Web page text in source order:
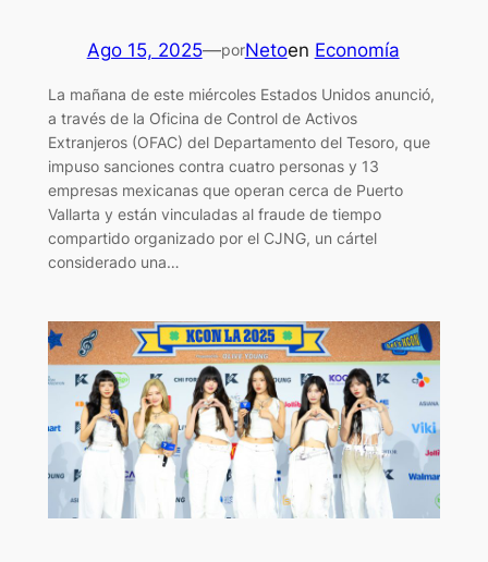
Ago 15, 2025—porNetoen Economía
La mañana de este miércoles Estados Unidos anunció,
a través de la Oficina de Control de Activos
Extranjeros (OFAC) del Departamento del Tesoro, que
impuso sanciones contra cuatro personas y 13
empresas mexicanas que operan cerca de Puerto
Vallarta y están vinculadas al fraude de tiempo
compartido organizado por el CJNG, un cártel
considerado una…